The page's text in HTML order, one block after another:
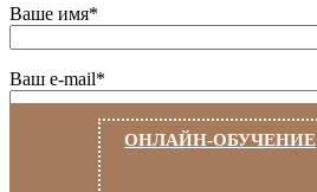
Ваше имя*
Ваш e-mail*
Ваш телефон*ОНЛАЙН-ОБУЧЕНИЕ